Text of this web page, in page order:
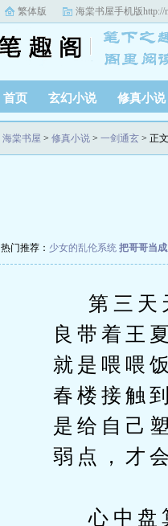
繁体版 海棠书屋手机版http://
首页 玄幻小说 修真小说
海棠书屋 > 修真小说 > 一剑通玄 > 正
热门推荐： 少女的乱伦系统 把哥哥当
第三天
良带着王
就是喂喂
春楼接触
是给自己
弱点，才
心中盘